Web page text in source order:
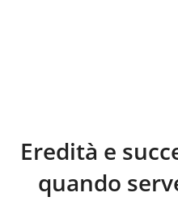
Eredità e
quando